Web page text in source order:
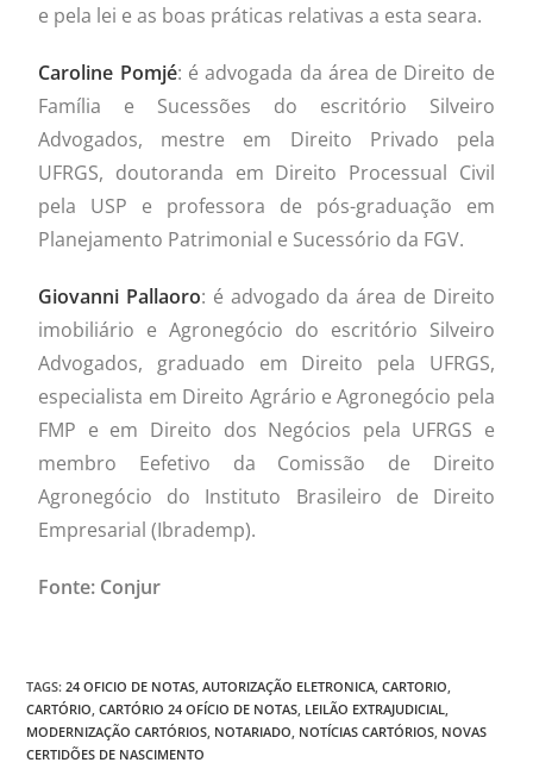
e pela lei e as boas práticas relativas a esta seara.
Caroline Pomjé: é advogada da área de Direito de
Família e Sucessões do escritório Silveiro
Advogados, mestre em Direito Privado pela
UFRGS, doutoranda em Direito Processual Civil
pela USP e professora de pós-graduação em
Planejamento Patrimonial e Sucessório da FGV.
Giovanni Pallaoro: é advogado da área de Direito
imobiliário e Agronegócio do escritório Silveiro
Advogados, graduado em Direito pela UFRGS,
especialista em Direito Agrário e Agronegócio pela
FMP e em Direito dos Negócios pela UFRGS e
membro Eefetivo da Comissão de Direito
Agronegócio do Instituto Brasileiro de Direito
Empresarial (Ibrademp).
Fonte: Conjur
TAGS:24 OFICIO DE NOTAS AUTORIZAÇÃO ELETRONICA CARTORIO
CARTÓRIO CARTÓRIO 24 OFÍCIO DE NOTAS LEILÃO EXTRAJUDICIAL
MODERNIZAÇÃO CARTÓRIOS NOTARIADO NOTÍCIAS CARTÓRIOS NOVAS
CERTIDÕES DE NASCIMENTO